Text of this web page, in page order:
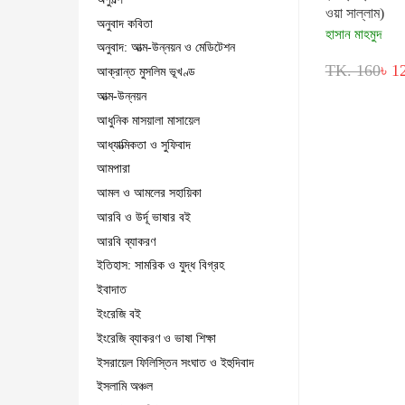
অনুবাদ কবিতা
অনুবাদ: আত্ম-উন্নয়ন ও মেডিটেশন
আক্রান্ত মুসলিম ভূখণ্ড
আত্ম-উন্নয়ন
আধুনিক মাসয়ালা মাসায়েল
আধ্যাত্মিকতা ও সুফিবাদ
আমপারা
আমল ও আমলের সহায়িকা
আরবি ও উর্দূ ভাষার বই
আরবি ব্যাকরণ
ইতিহাস: সামরিক ও যুদ্ধ বিগ্রহ
ইবাদাত
ইংরেজি বই
ইংরেজি ব্যাকরণ ও ভাষা শিক্ষা
ইসরায়েল ফিলিস্তিন সংঘাত ও ইহুদিবাদ
ইসলামি অঞ্চল
ওয়া সাল্লাম)
হাসান মাহমুদ
TK. 160৳